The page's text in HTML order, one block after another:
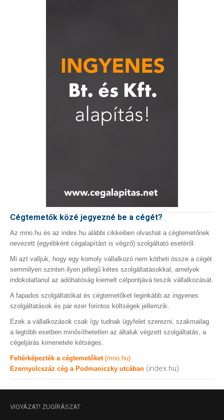
Cégtemetők közé jegyezné be a cégét?
Az mno.hu és az index.hu alábbi cikkeiben olvashat a cégtemetőnek
nevezett (egyébként cégalapítást is végző) szolgáltató esetéről.
Mi azt valljuk, hogy egy komoly vállalkozó nem kötheti össze a cégét
semmilyen szinten ilyen jellegű kétes szolgáltatásokkal, amelyek
indokolatlanul az adóhatóság kiemelt célpontjává teszik vállalkozását.
A fapados szolgáltatókat és cégtemetőket leginkább az ingyenes
szolgáltatások és pár ezer forintos költségek jellemzik.
Ezek a vállalkozások csak így tudnak ügyfelet szerezni, szakmailag
a legtöbb esetben minősíthetetlen az általuk végzett szolgáltatás, a
cégeljárás kimenetele kétséges.
Feltérképezték a cégtemetőket (mno.hu)
Ezernyolcszáz cég a Podmaniczky utcában (index.hu)
VIGYÁZAT! ZUGÍRÁSZAT